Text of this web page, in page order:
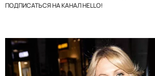
ПОДПИСАТЬСЯ НА КАНАЛ HELLO!